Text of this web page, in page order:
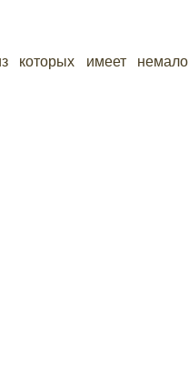
которых имеет немало